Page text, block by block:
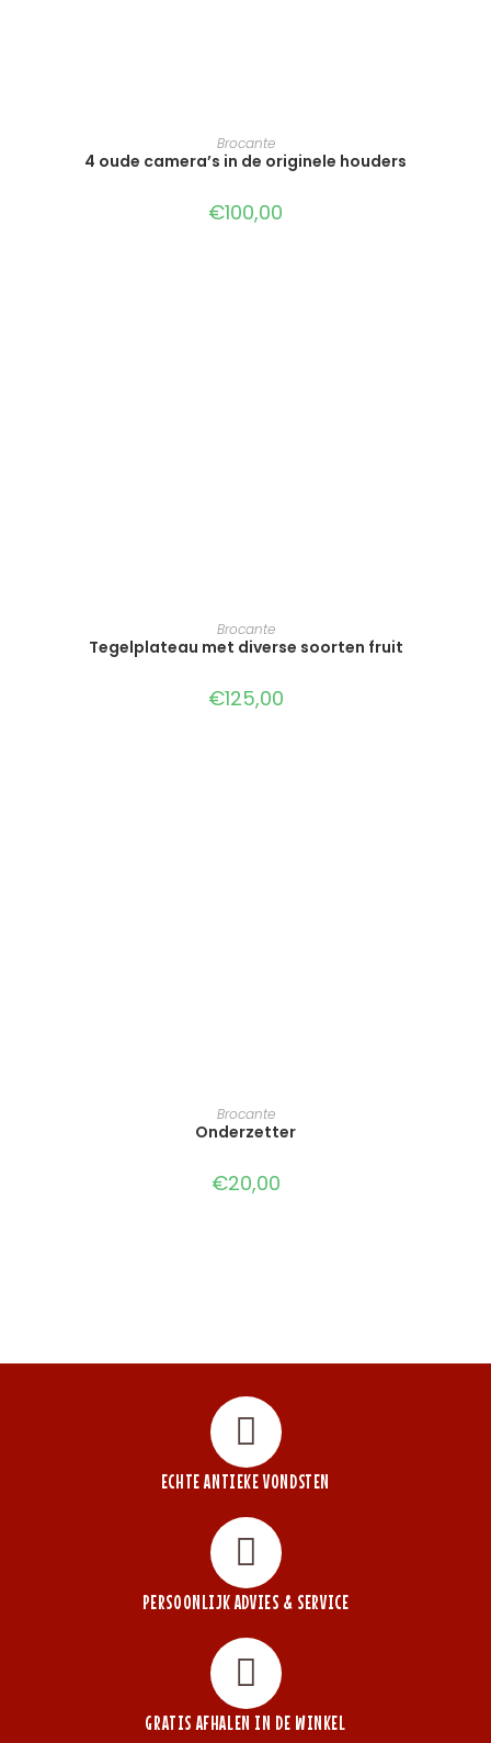
TOEVOEGEN AAN WINKELWAGEN
Brocante
4 oude camera’s in de originele houders
€100,00
TOEVOEGEN AAN WINKELWAGEN
Brocante
Tegelplateau met diverse soorten fruit
€125,00
TOEVOEGEN AAN WINKELWAGEN
Brocante
Onderzetter
€20,00
ECHTE ANTIEKE VONDSTEN
PERSOONLIJK ADVIES & SERVICE
GRATIS AFHALEN IN DE WINKEL